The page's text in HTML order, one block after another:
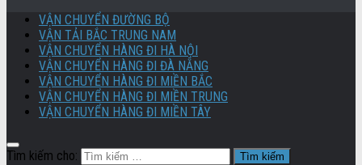
VẬN CHUYỂN ĐƯỜNG BỘ
VẬN TẢI BẮC TRUNG NAM
VẬN CHUYỂN HÀNG ĐI HÀ NỘI
VẬN CHUYỂN HÀNG ĐI ĐÀ NẴNG
VẬN CHUYỂN HÀNG ĐI MIỀN BẮC
VẬN CHUYỂN HÀNG ĐI MIỀN TRUNG
VẬN CHUYỂN HÀNG ĐI MIỀN TÂY
Tìm kiếm cho: